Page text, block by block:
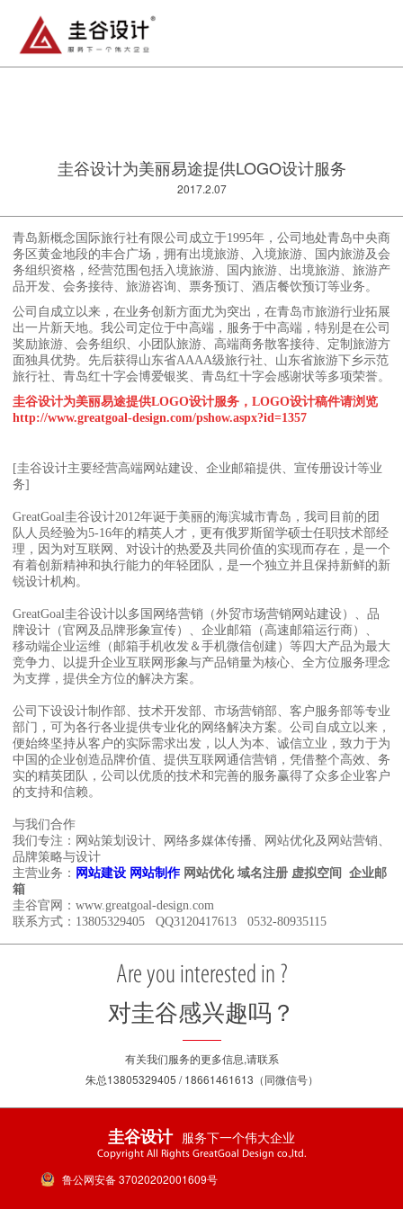
圭谷设计为美丽易途提供LOGO设计服务
2017.2.07
青岛新概念国际旅行社有限公司成立于1995年，公司地处青岛中央商
务区黄金地段的丰合广场，拥有出境旅游、入境旅游、国内旅游及会
务组织资格，经营范围包括入境旅游、国内旅游、出境旅游、旅游产
品开发、会务接待、旅游咨询、票务预订、酒店餐饮预订等业务。
公司自成立以来，在业务创新方面尤为突出，在青岛市旅游行业拓展
出一片新天地。我公司定位于中高端，服务于中高端，特别是在公司
奖励旅游、会务组织、小团队旅游、高端商务散客接待、定制旅游方
面独具优势。先后获得山东省AAAA级旅行社、山东省旅游下乡示范
旅行社、青岛红十字会博爱银奖、青岛红十字会感谢状等多项荣誉。
圭谷设计为美丽易途提供LOGO设计服务，LOGO设计稿件请浏览
http://www.greatgoal-design.com/pshow.aspx?id=1357
[圭谷设计主要经营高端网站建设、企业邮箱提供、宣传册设计等业
务]
GreatGoal圭谷设计2012年诞于美丽的海滨城市青岛，我司目前的团
队人员经验为5-16年的精英人才，更有俄罗斯留学硕士任职技术部经
理，因为对互联网、对设计的热爱及共同价值的实现而存在，是一个
有着创新精神和执行能力的年轻团队，是一个独立并且保持新鲜的新
锐设计机构。
GreatGoal圭谷设计以多国网络营销（外贸市场营销网站建设）、品
牌设计（官网及品牌形象宣传）、企业邮箱（高速邮箱运行商）、
移动端企业运维（邮箱手机收发＆手机微信创建）等四大产品为最大
竞争力、以提升企业互联网形象与产品销量为核心、全方位服务理念
为支撑，提供全方位的解决方案。
公司下设设计制作部、技术开发部、市场营销部、客户服务部等专业
部门，可为各行各业提供专业化的网络解决方案。公司自成立以来，
便始终坚持从客户的实际需求出发，以人为本、诚信立业，致力于为
中国的企业创造品牌价值、提供互联网通信营销，凭借整个高效、务
实的精英团队，公司以优质的技术和完善的服务赢得了众多企业客户
的支持和信赖。
与我们合作
我们专注：网站策划设计、网络多媒体传播、网站优化及网站营销、
品牌策略与设计
主营业务： 网站建设 网站制作网站优化 域名注册 虚拟空间 企业邮
箱
圭谷官网：www.greatgoal-design.com
联系方式：13805329405 QQ3120417613 0532-80935115
Are you interested in ?
对圭谷感兴趣吗？
有关我们服务的更多信息,请联系
朱总13805329405 / 18661461613（同微信号）
圭谷设计 服务下一个伟大企业
Copyright All Rights GreatGoal Design co.,ltd.
鲁公网安备 37020202001609号